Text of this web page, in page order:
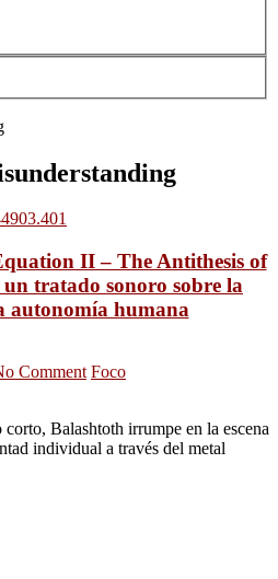
II – The Antithesis of
tratado sonoro sobre la
autonomía humana
Comment Foco
Balashtoth irrumpe en la escena
individual a través del metal